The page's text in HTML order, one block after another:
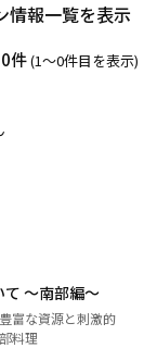
情報一覧を表示
0件(1〜0件目を表示)
〜南部編〜
富な資源と刺激的
料理